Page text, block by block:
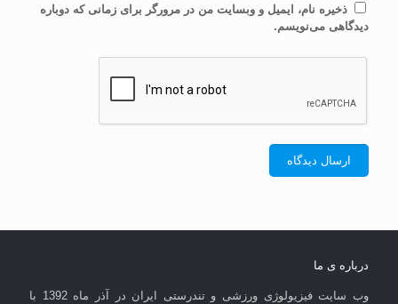
ذخیره نام، ایمیل و وبسایت من در مرورگر برای زمانی که دوباره
دیدگاهی می‌نویسم.
درباره ی ما
وب سایت فیزیولوژی ورزشی و تندرستی ایران در آذر ماه 1392 با